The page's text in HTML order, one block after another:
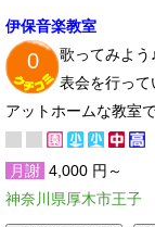
伊保音楽教室
0
歌ってみよう
表会を行って
アットホームな教室
月謝 4,000 円～
神奈川県厚木市王子